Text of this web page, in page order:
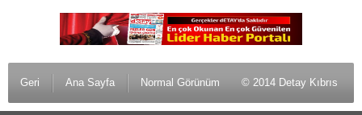
Geri Ana Sayfa Normal Görünüm © 2014 Detay Kıbrıs